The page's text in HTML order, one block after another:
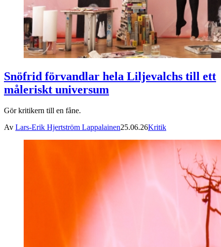
Snöfrid förvandlar hela Liljevalchs till ett
måleriskt universum
Gör kritikern till en fåne.
Av Lars-Erik Hjertström Lappalainen25.06.26Kritik